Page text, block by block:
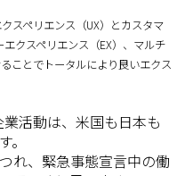
スペリエンス（UX）とカスタマ
クスペリエンス（EX）、マルチ
ことでトータルにより良いエクス
活動は、米国も日本も
れ、緊急事態宣言中の働